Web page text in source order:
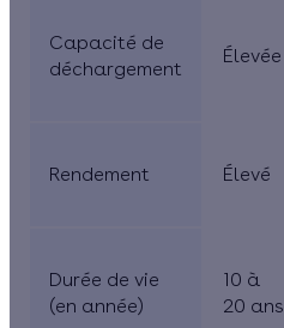
Capacité de
déchargement
Élevée
Rendement Élevé
Durée de vie
(en année)
10 à
20 ans